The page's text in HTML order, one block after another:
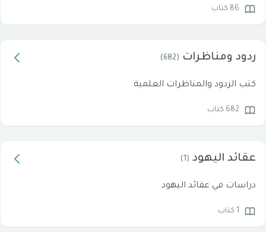
86 كتاب
ردود ومناظرات (682)
كتب الردود والمناظرات العلمية
682 كتاب
عقائد اليهود (1)
دراسات في عقائد اليهود
1 كتاب